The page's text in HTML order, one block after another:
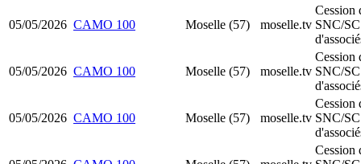
05/05/2026 CAMO 100 Moselle (57) moselle.tv
Cession
SNC/
05/05/2026 CAMO 100 Moselle (57) moselle.tv
Cession
SNC/
05/05/2026 CAMO 100 Moselle (57) moselle.tv
Cession
SNC/
Cession